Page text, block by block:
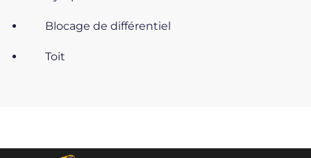
Blocage de différentiel
Toit